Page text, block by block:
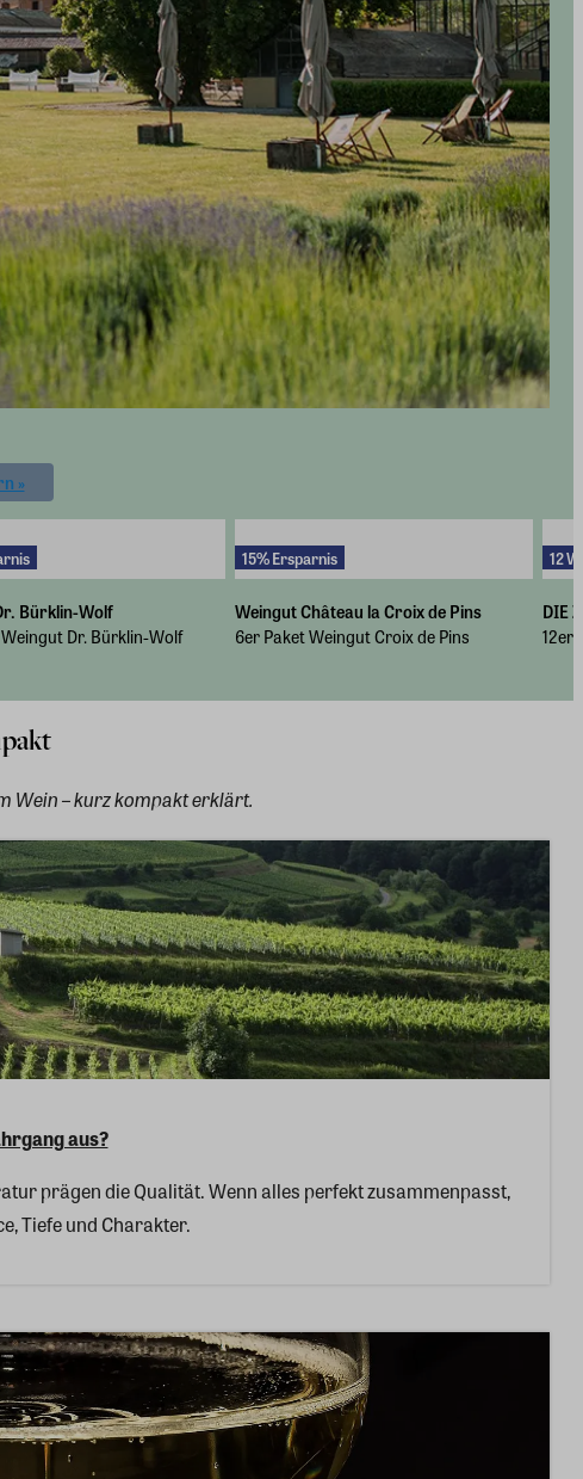
»
Bürklin-Wolf
Dr. Bürklin-Wolf
15% Ersparnis
Weingut Château la Croix de Pins
6er Paket Weingut Croix de Pins
12
DIE
Wein – kurz kompakt erklärt.
aus?
prägen die Qualität. Wenn alles perfekt zusammenpasst,
Tiefe und Charakter.